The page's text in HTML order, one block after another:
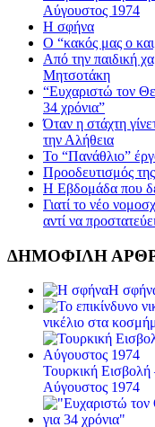
Αύγουστος 1974
Η σφήνα
Ο “κακός μας ο
Από την παιδική
Μητσοτάκη
“Ευχαριστώ τον
34 χρόνια”
Όταν η στάχτη
την Αλήθεια
Το “Πανάθλιο”
Προοδευτισμός
Η Εβδομάδα που
Γιατί το νέο
αντί να
ΔΗΜΟΦΙΛΗ
Η
νικέλιο στα
Τουρκική Εισβολή
Αύγουστος 1974